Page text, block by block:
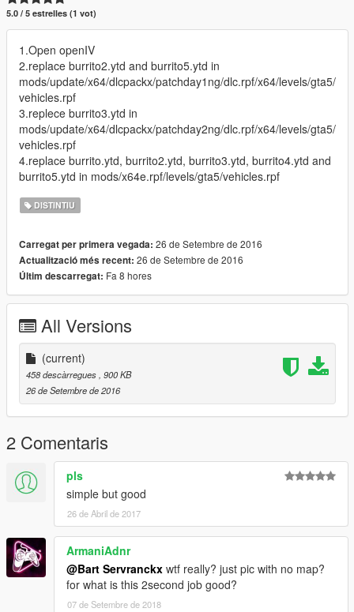
5.0 / 5 estrelles (1 vot)
1.Open openIV
2.replace burrito2.ytd and burrito5.ytd in
mods/update/x64/dlcpackx/patchday1ng/dlc.rpf/x64/levels/gta5/
vehicles.rpf
3.replece burrito3.ytd in
mods/update/x64/dlcpackx/patchday2ng/dlc.rpf/x64/levels/gta5/
vehicles.rpf
4.replace burrito.ytd, burrito2.ytd, burrito3.ytd, burrito4.ytd and
burrito5.ytd in mods/x64e.rpf/levels/gta5/vehicles.rpf
DISTINTIU
Carregat per primera vegada: 26 de Setembre de 2016
Actualització més recent: 26 de Setembre de 2016
Últim descarregat: Fa 8 hores
All Versions
(current)
458 descàrregues , 900 KB
26 de Setembre de 2016
2 Comentaris
pls
simple but good
26 de Abril de 2017
ArmaniAdnr
@Bart Servranckx wtf really? just pic with no map?
for what is this 2second job good?
07 de Setembre de 2018